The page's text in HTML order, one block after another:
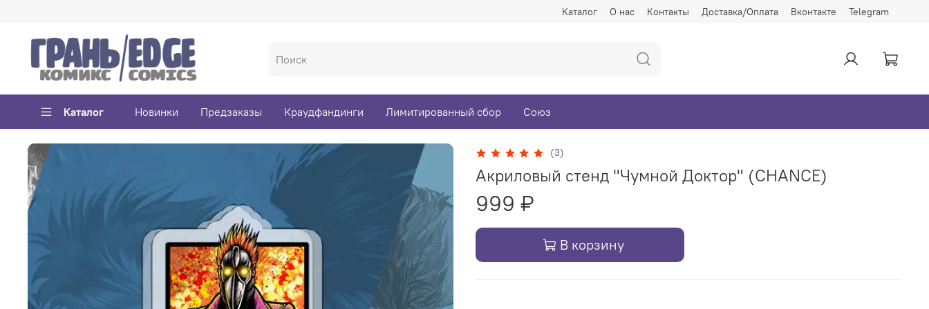
Каталог О нас Контакты Доставка/Оплата Вконтакте Telegram
Каталог Новинки Предзаказы Краудфандинги Лимитированный сбор Союз
(3)
Акриловый стенд "Чумной Доктор" (CHANCE)
999 ₽
В корзину